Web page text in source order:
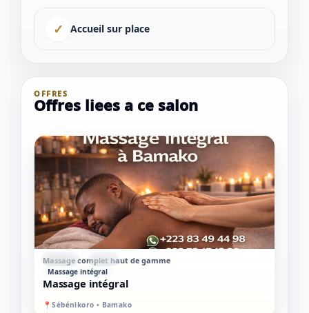
✓ Accueil sur place
OFFRES
Offres liees a ce salon
STANDARD MIXTE
Massage intégral
Massage complet haut de gamme
Massage intégral
📍Sébénikoro • Bamako
↓ ✕